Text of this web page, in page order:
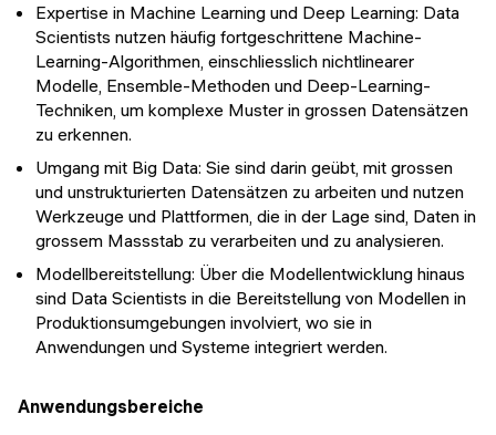
Expertise in Machine Learning und Deep Learning: Data
Scientists nutzen häufig fortgeschrittene Machine-
Learning-Algorithmen, einschliesslich nichtlinearer
Modelle, Ensemble-Methoden und Deep-Learning-
Techniken, um komplexe Muster in grossen Datensätzen
zu erkennen.
Umgang mit Big Data: Sie sind darin geübt, mit grossen
und unstrukturierten Datensätzen zu arbeiten und nutzen
Werkzeuge und Plattformen, die in der Lage sind, Daten in
grossem Massstab zu verarbeiten und zu analysieren.
Modellbereitstellung: Über die Modellentwicklung hinaus
sind Data Scientists in die Bereitstellung von Modellen in
Produktionsumgebungen involviert, wo sie in
Anwendungen und Systeme integriert werden.
Anwendungsbereiche